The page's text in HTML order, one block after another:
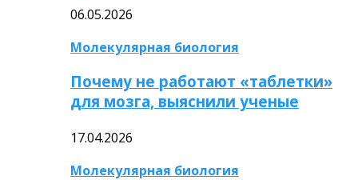
06.05.2026
Молекулярная биология
Почему не работают «таблетки»
для мозга, выяснили ученые
17.04.2026
Молекулярная биология